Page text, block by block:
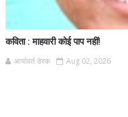
कविता : माहवारी कोई पाप नहीं!
आर्यावर्त डेस्क Aug 02, 2026